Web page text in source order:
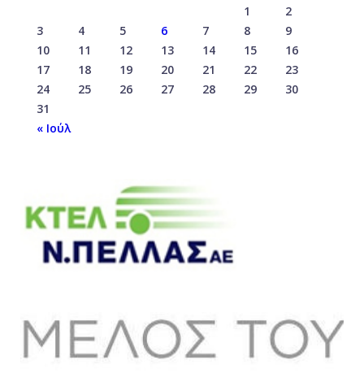
1
2
3
4 5 6 7 8
9
10
11 12 13 14 15
16
17
18 19 20 21 22
23
24
25 26 27 28 29
30
31
« Ιούλ